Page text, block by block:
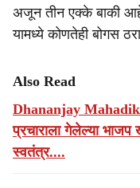
अजून तीन एक्के बाकी
यामध्ये कोणतेही बोगस
Also Read
Dhananjay Mahadik
प्रचाराला गेलेल्या भाजप
स्वतंत्र....